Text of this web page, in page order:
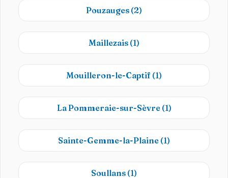
Pouzauges (2)
Maillezais (1)
Mouilleron-le-Captif (1)
La Pommeraie-sur-Sèvre (1)
Sainte-Gemme-la-Plaine (1)
Soullans (1)